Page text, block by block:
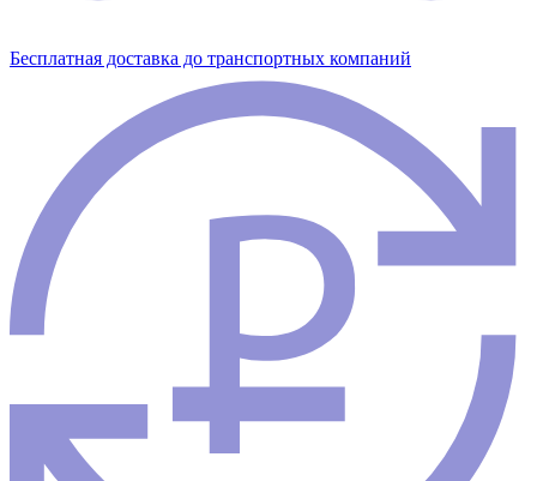
Бесплатная доставка до транспортных компаний